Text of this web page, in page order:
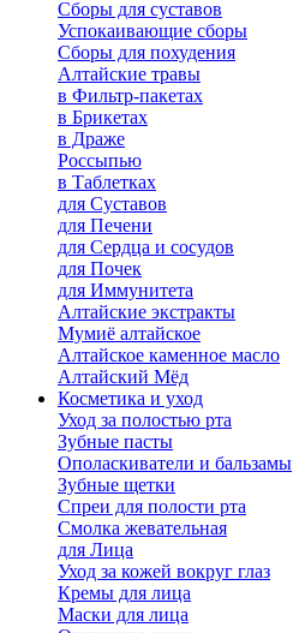
Сборы для суставов
Успокаивающие сборы
Сборы для похудения
Алтайские травы
в Фильтр-пакетах
в Брикетах
в Драже
Россыпью
в Таблетках
для Cуставов
для Печени
для Сердца и сосудов
для Почек
для Иммунитета
Алтайские экстракты
Мумиё алтайское
Алтайское каменное масло
Алтайский Мёд
Косметика и уход
Уход за полостью рта
Зубные пасты
Ополаскиватели и бальзамы
Зубные щетки
Спреи для полости рта
Смолка жевательная
для Лица
Уход за кожей вокруг глаз
Кремы для лица
Маски для лица